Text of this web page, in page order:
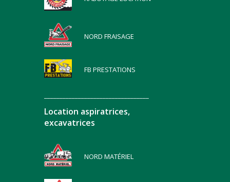
NORD FRAISAGE
FB PRESTATIONS
Location aspiratrices,
excavatrices
NORD MATÉRIEL